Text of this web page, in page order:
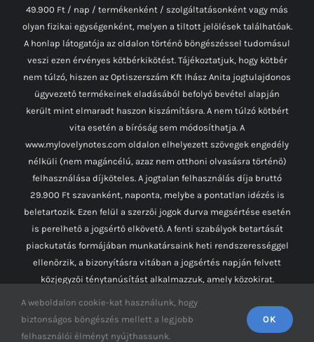
49.900 Ft / nap / termékenként / szolgáltatásonként vagy más
olyan fizikai egységenként, melyen a tiltott jelölések találhatóak.
A honlap látogatója az oldalon történő böngészéssel tudomásul
veszi ezen érvényes kötbérkikötést. Tájékoztatjuk, hogy kötbér
nem túlzó, hiszen az Optiszerszám Kft Ihász Anita jogtulajdonos
ügyvezető termékeinek eladásából befolyó bevétel alapján
került mint elmaradt haszon kiszámításra. A nem túlzó kötbért
vita esetén a bíróság sem módosíthatja. A
www.mylovelynotes.com oldalon elhelyezett szövegek engedély
nélküli (nem magáncélú, azaz nem otthoni olvasásra történő)
felhasználása díjköteles. A jogtalan felhasználás díja bruttó
29.900 Ft szavanként, naponta, melybe a pontatlan idézés is
beletartozik. Ezen felül a szerzői jogok durva megsértése esetén
is perelhető a jogsértő elkövető. A fenti szabályok betartását
piackutatás formájában munkatársaink heti rendszerességgel
ellenőrzik, a bizonyításra vitában a jogsértés napján felvett
közjegyzői ténytanúsítást alkalmazzuk, amely közokirat.
FacebookInstagramYouTube
A weboldalon cookie-kat használunk, hogy
biztonságos böngészés mellett a legjobb
felhasználói élményt nyújthassunk.
OK